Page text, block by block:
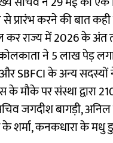
करने की बात कही
राज्य में 2026 के अंत
ने 5 लाख पेड़
SBFCI के अन्य
के मौके पर संस्था द्वारा
जगदीश बागड़ी, अनिल
कनकधारा के मधु